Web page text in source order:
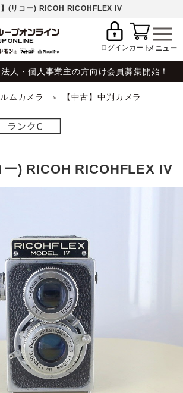
】(リコー) RICOH RICOHFLEX IV
ログインカート
人・個人事業主の方向け会員募集開始！
ムカメラ 【中古】中判カメラ
ー) RICOH RICOHFLEX IV